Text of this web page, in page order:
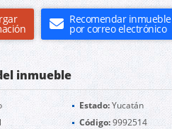
Recomendar inmueble
por correo electrónico
inmueble
Estado:Yucatán
Código:9992514